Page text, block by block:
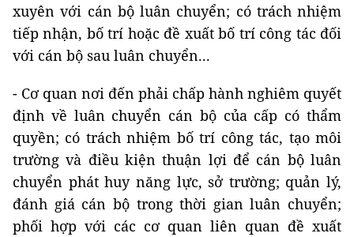
xuyên với cán bộ luân chuyển; có trách nhiệm
tiếp nhận, bố trí hoặc đề xuất bố trí công tác đối
với cán bộ sau luân chuyển...
- Cơ quan nơi đến phải chấp hành nghiêm quyết
định về luân chuyển cán bộ của cấp có thẩm
quyền; có trách nhiệm bố trí công tác, tạo môi
trường và điều kiện thuận lợi để cán bộ luân
chuyển phát huy năng lực, sở trường; quản lý,
đánh giá cán bộ trong thời gian luân chuyển;
phối hợp với các cơ quan liên quan đề xuất